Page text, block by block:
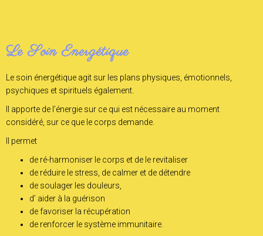
Le Soin Energétique
Le soin énergétique agit sur les plans physiques, émotionnels,
psychiques et spirituels également.
Il apporte de l’énergie sur ce qui est nécessaire au moment
considéré, sur ce que le corps demande.
Il permet
de ré-harmoniser le corps et de le revitaliser
de réduire le stress, de calmer et de détendre
de soulager les douleurs,
d’ aider à la guérison
de favoriser la récupération
de renforcer le système immunitaire.